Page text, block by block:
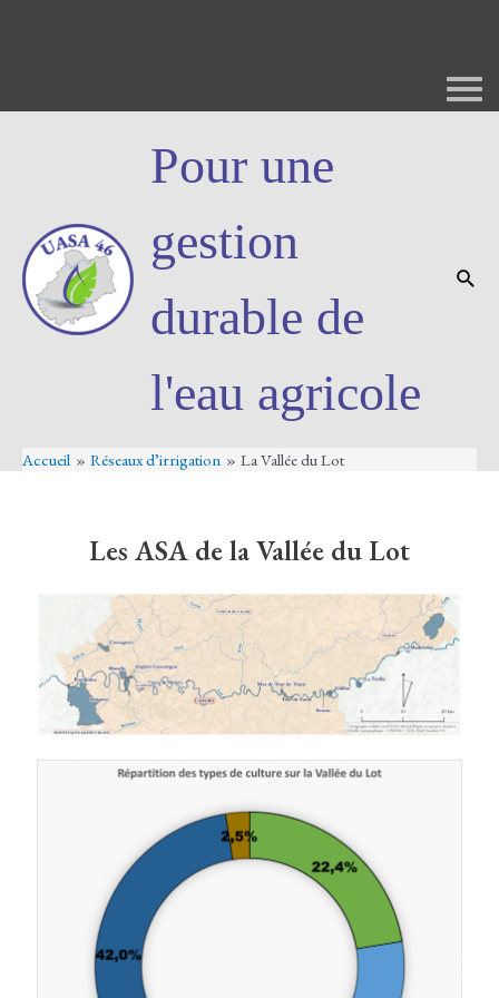
Pour une
gestion
durable de
l'eau agricole
Accueil Réseaux d’irrigation La Vallée du Lot
Les ASA de la Vallée du Lot